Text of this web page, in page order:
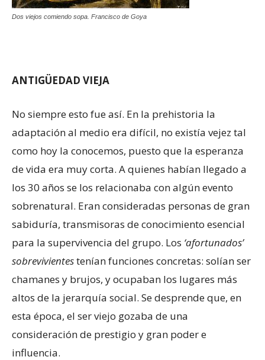
Dos viejos comiendo sopa. Francisco de Goya
ANTIGÜEDAD VIEJA
No siempre esto fue así. En la prehistoria la
adaptación al medio era difícil, no existía vejez tal
como hoy la conocemos, puesto que la esperanza
de vida era muy corta. A quienes habían llegado a
los 30 años se los relacionaba con algún evento
sobrenatural. Eran consideradas personas de gran
sabiduría, transmisoras de conocimiento esencial
para la supervivencia del grupo. Los ‘afortunados’
sobrevivientestenían funciones concretas: solían ser
chamanes y brujos, y ocupaban los lugares más
altos de la jerarquía social. Se desprende que, en
esta época, el ser viejo gozaba de una
consideración de prestigio y gran poder e
influencia.